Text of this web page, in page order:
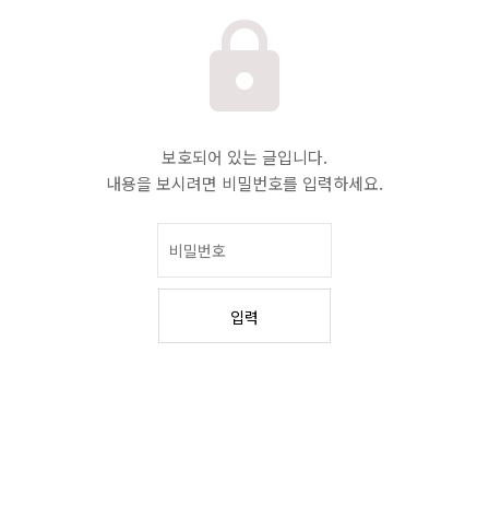
보호되어 있는 글입니다.
내용을 보시려면 비밀번호를 입력하세요.
입력